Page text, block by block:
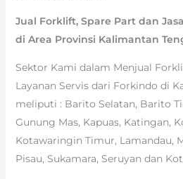
Jual Forklift, Spare Part dan
di Area Provinsi Kalimantan
Sektor Kami dalam Menjual
Layanan Servis dari Forkindo di
meliputi : Barito Selatan, Barito
Gunung Mas, Kapuas, Katingan,
Kotawaringin Timur, Lamandau,
Pisau, Sukamara, Seruyan dan